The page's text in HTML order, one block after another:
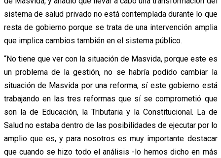
sistema de salud privado no está contemplada durante lo que
resta de gobierno porque se trata de una intervención amplia
que implica cambios también en el sistema público.
“No tiene que ver con la situación de Masvida, porque este es
un problema de la gestión, no se habría podido cambiar la
situación de Masvida por una reforma, sí este gobierno está
trabajando en las tres reformas que sí se comprometió que
son la de Educación, la Tributaria y la Constitucional. La de
Salud no estaba dentro de las posibilidades de ejecutar por lo
amplio que es, y para nosotros es muy importante destacar
que cuando se hizo todo el análisis -lo hemos dicho en más